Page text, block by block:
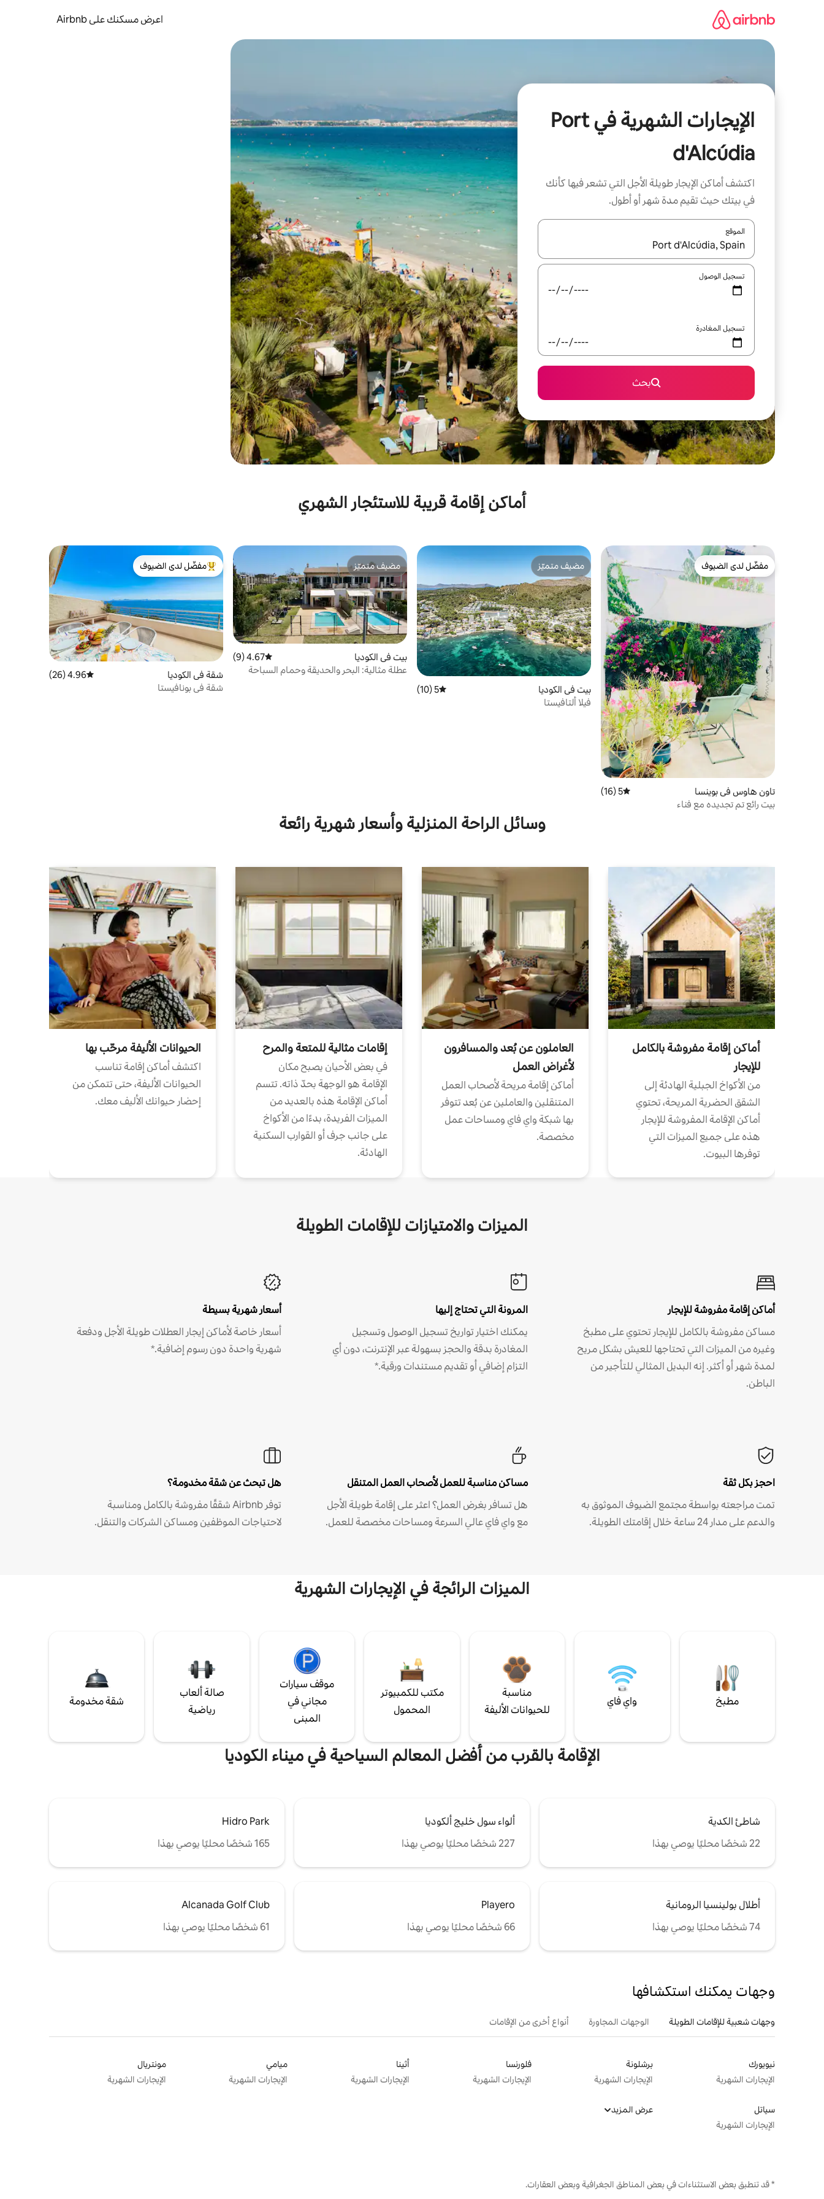
اعرض مسكنك على Airbnb
الإيجارات الشهرية في Port
d'Alcúdia
اكتشف أماكن الإيجار طويلة الأجل التي تشعر فيها كأنك
في بيتك حيث تقيم مدة شهر أو أطول.
الموقع
عند توفر النتائج، انتقل باستخدام السهمين لأعلى ولأسفل أو استكشف عن طريق اللمس أو السحب.
تسجيل الوصول
تسجيل المغادرة
بحث
أماكن إقامة قريبة للاستئجار الشهري
مفضّل لدى الضيوف
مفضّل لدى الضيوف
تاون هاوس في بوينسا متوسط التقييم 5 من 5، 16 مراجعات
5 (16)
بيت رائع تم تجديده مع فناء
مضيف متميّز
مضيف متميّز
بيت في الكوديا متوسط التقييم 5 من 5، 10 مراجعات
5 (10)
فيلا ألتافيستا
مضيف متميّز
مضيف متميّز
بيت في الكوديا متوسط التقييم 4.67 من 5، 9 مراجعات
4.67 (9)
عطلة مثالية: البحر والحديقة وحمام السباحة
من أبرز البيوت المفضّلة لدى الضيوف
مفضّل لدى الضيوف
شقة في الكوديا متوسط التقييم 4.96 من 5، 26 مراجعات
4.96 (26)
شقة في بونافيستا
وسائل الراحة المنزلية وأسعار شهرية رائعة
أماكن إقامة مفروشة بالكامل
للإيجار
من الأكواخ الجبلية الهادئة إلى
الشقق الحضرية المريحة، تحتوي
أماكن الإقامة المفروشة للإيجار
هذه على جميع الميزات التي
توفرها البيوت.
العاملون عن بُعد والمسافرون
لأغراض العمل
أماكن إقامة مريحة لأصحاب العمل
المتنقلين والعاملين عن بُعد تتوفر
بها شبكة واي فاي ومساحات عمل
مخصصة.
إقامات مثالية للمتعة والمرح
في بعض الأحيان يصبح مكان
الإقامة هو الوجهة بحدّ ذاته. تتسم
أماكن الإقامة هذه بالعديد من
الميزات الفريدة، بدءًا من الأكواخ
على جانب جرف أو القوارب السكنية
الهادئة.
الحيوانات الأليفة مرحّب بها
اكتشف أماكن إقامة تناسب
الحيوانات الأليفة، حتى تتمكن من
إحضار حيوانك الأليف معك.
الميزات والامتيازات للإقامات الطويلة
أماكن إقامة مفروشة للإيجار
مساكن مفروشة بالكامل للإيجار تحتوي على مطبخ
وغيره من الميزات التي تحتاجها للعيش بشكل مريح
لمدة شهر أو أكثر. إنه البديل المثالي للتأجير من
الباطن.
المرونة التي تحتاج إليها
يمكنك اختيار تواريخ تسجيل الوصول وتسجيل
المغادرة بدقة والحجز بسهولة عبر الإنترنت، دون أي
التزام إضافي أو تقديم مستندات ورقية.*
أسعار شهرية بسيطة
أسعار خاصة لأماكن إيجار العطلات طويلة الأجل ودفعة
شهرية واحدة دون رسوم إضافية.*
احجز بكل ثقة
تمت مراجعته بواسطة مجتمع الضيوف الموثوق به
والدعم على مدار 24 ساعة خلال إقامتك الطويلة.
مساكن مناسبة للعمل لأصحاب العمل المتنقل
هل تسافر بغرض العمل؟ اعثر على إقامة طويلة الأجل
مع واي فاي عالي السرعة ومساحات مخصصة للعمل.
هل تبحث عن شقة مخدومة؟
توفر Airbnb شققًا مفروشة بالكامل ومناسبة
لاحتياجات الموظفين ومساكن الشركات والتنقل.
الميزات الرائجة في الإيجارات الشهرية
مطبخ واي فاي
مناسبة
للحيوانات الأليفة
مكتب للكمبيوتر
المحمول
موقف سيارات
مجاني في
المبنى
صالة ألعاب
رياضية
شقة مخدومة
الإقامة بالقرب من أفضل المعالم السياحية في ميناء الكوديا
شاطئ الكدية
22 شخصًا محليًا يوصي بهذا
ألواء سول خليج ألكوديا
227 شخصًا محليًا يوصي بهذا
Hidro Park
165 شخصًا محليًا يوصي بهذا
أطلال بولينسيا الرومانية
74 شخصًا محليًا يوصي بهذا
Playero
66 شخصًا محليًا يوصي بهذا
Alcanada Golf Club
61 شخصًا محليًا يوصي بهذا
وجهات يمكنك استكشافها
وجهات شعبية للإقامات الطويلة الوجهات المجاورة أنواع أخرى من الإقامات
نيويورك
الإيجارات الشهرية
برشلونة
الإيجارات الشهرية
فلورنسا
الإيجارات الشهرية
أثينا
الإيجارات الشهرية
ميامي
الإيجارات الشهرية
مونتريال
الإيجارات الشهرية
سياتل
الإيجارات الشهرية
عرض المزيد
* قد تنطبق بعض الاستثناءات في بعض المناطق الجغرافية وبعض العقارات.